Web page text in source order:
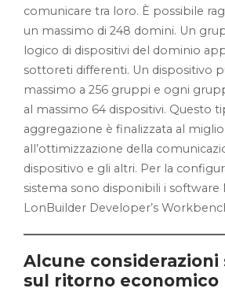
comunicare tra loro. È possibile
un massimo di 248 domini. Un
logico di dispositivi del dominio
sottoreti differenti. Un dispositivo
massimo a 256 gruppi e ogni
al massimo 64 dispositivi. Questo
aggregazione è finalizzata al
all’ottimizzazione della
dispositivo e gli altri. Per la
sistema sono disponibili i software
LonBuilder Developer’s
Alcune considerazioni
sul ritorno economico